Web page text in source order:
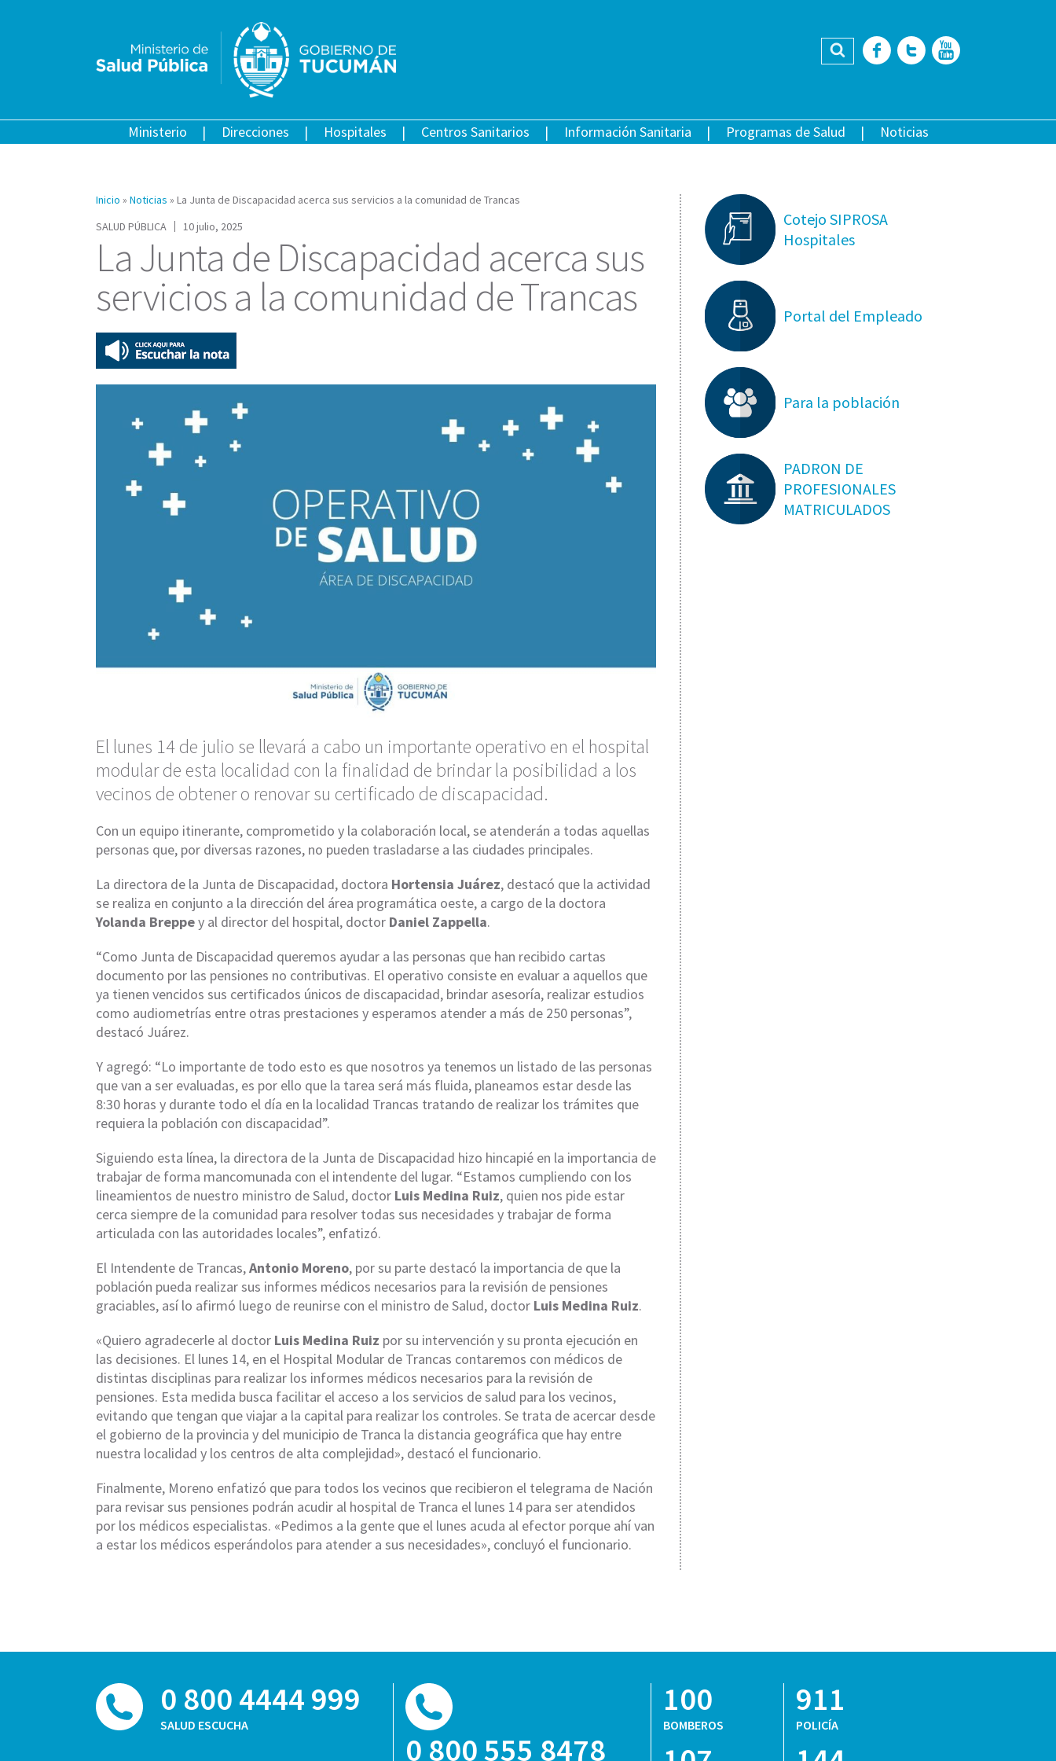
Buscar Facebook
Twitter
Ministerio Direcciones Hospitales Centros Sanitarios Información Sanitaria Programas de Salud Noticias
Inicio » Noticias » La Junta de Discapacidad acerca sus servicios a la comunidad de Trancas
SALUD PÚBLICA
10 julio, 2025
La Junta de Discapacidad acerca sus
servicios a la comunidad de Trancas
El lunes 14 de julio se llevará a cabo un importante operativo en el hospital
modular de esta localidad con la finalidad de brindar la posibilidad a los
vecinos de obtener o renovar su certificado de discapacidad.
Con un equipo itinerante, comprometido y la colaboración local, se atenderán a todas aquellas
personas que, por diversas razones, no pueden trasladarse a las ciudades principales.
La directora de la Junta de Discapacidad, doctora Hortensia Juárez, destacó que la actividad
se realiza en conjunto a la dirección del área programática oeste, a cargo de la doctora
Yolanda Breppey al director del hospital, doctor Daniel Zappella.
“Como Junta de Discapacidad queremos ayudar a las personas que han recibido cartas
documento por las pensiones no contributivas. El operativo consiste en evaluar a aquellos que
ya tienen vencidos sus certificados únicos de discapacidad, brindar asesoría, realizar estudios
como audiometrías entre otras prestaciones y esperamos atender a más de 250 personas”,
destacó Juárez.
Y agregó: “Lo importante de todo esto es que nosotros ya tenemos un listado de las personas
que van a ser evaluadas, es por ello que la tarea será más fluida, planeamos estar desde las
8:30 horas y durante todo el día en la localidad Trancas tratando de realizar los trámites que
requiera la población con discapacidad”.
Siguiendo esta línea, la directora de la Junta de Discapacidad hizo hincapié en la importancia de
trabajar de forma mancomunada con el intendente del lugar. “Estamos cumpliendo con los
lineamientos de nuestro ministro de Salud, doctor Luis Medina Ruiz, quien nos pide estar
cerca siempre de la comunidad para resolver todas sus necesidades y trabajar de forma
articulada con las autoridades locales”, enfatizó.
El Intendente de Trancas,Antonio Moreno, por su parte destacó la importancia de que la
población pueda realizar sus informes médicos necesarios para la revisión de pensiones
graciables, así lo afirmó luego de reunirse con el ministro de Salud, doctor Luis Medina Ruiz.
«Quiero agradecerle al doctor Luis Medina Ruiz por su intervención y su pronta ejecución en
las decisiones. El lunes 14, en el Hospital Modular de Trancas contaremos con médicos de
distintas disciplinas para realizar los informes médicos necesarios para la revisión de
pensiones. Esta medida busca facilitar el acceso a los servicios de salud para los vecinos,
evitando que tengan que viajar a la capital para realizar los controles. Se trata de acercar desde
el gobierno de la provincia y del municipio de Tranca la distancia geográfica que hay entre
nuestra localidad y los centros de alta complejidad», destacó el funcionario.
Finalmente, Moreno enfatizó que para todos los vecinos que recibieron el telegrama de Nación
para revisar sus pensiones podrán acudir al hospital de Tranca el lunes 14 para ser atendidos
por los médicos especialistas. «Pedimos a la gente que el lunes acuda al efector porque ahí van
a estar los médicos esperándolos para atender a sus necesidades», concluyó el funcionario.
Cotejo SIPROSA
Hospitales
Portal del Empleado
Para la población
PADRON DE
PROFESIONALES
MATRICULADOS
0 800 4444 999
SALUD ESCUCHA
0 800 555 8478
100
BOMBEROS
911
POLICÍA